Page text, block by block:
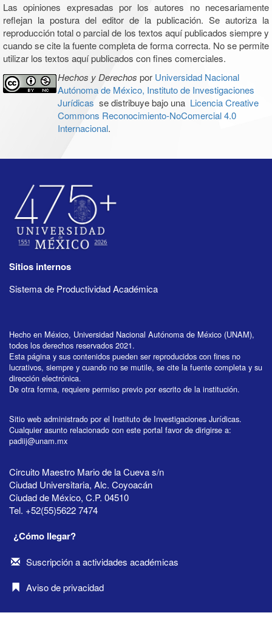
Las opiniones expresadas por los autores no necesariamente
reflejan la postura del editor de la publicación. Se autoriza la
reproducción total o parcial de los textos aquí publicados siempre y
cuando se cite la fuente completa de forma correcta. No se permite
utilizar los textos aquí publicados con fines comerciales.
Hechos y Derechos por Universidad Nacional
Autónoma de México, Instituto de Investigaciones
Jurídicas se distribuye bajo una Licencia Creative
Commons Reconocimiento-NoComercial 4.0
Internacional.
Sitios internos
Sistema de Productividad Académica
Hecho en México, Universidad Nacional Autónoma de México (UNAM),
todos los derechos reservados 2021.
Esta página y sus contenidos pueden ser reproducidos con fines no
lucrativos, siempre y cuando no se mutile, se cite la fuente completa y su
dirección electrónica.
De otra forma, requiere permiso previo por escrito de la institución.
Sitio web administrado por el Instituto de Investigaciones Jurídicas.
Cualquier asunto relacionado con este portal favor de dirigirse a:
padiij@unam.mx
Circuito Maestro Mario de la Cueva s/n
Ciudad Universitaria, Alc. Coyoacán
Ciudad de México, C.P. 04510
Tel. +52(55)5622 7474
¿Cómo llegar?
Suscripción a actividades académicas
Aviso de privacidad